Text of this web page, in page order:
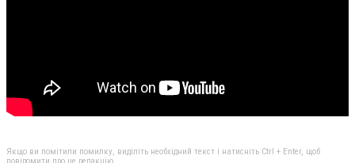
Якщо ви помітили помилку, виділіть необхідний текст і натисніть Ctrl + Enter, щоб